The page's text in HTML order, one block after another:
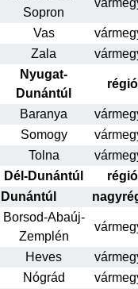
Sopron
Vas
Zala
Nyugat-
Dunántúl
régió
Baranya
Somogy
Tolna
Dél-Dunántúl
régió
Dunántúl
Borsod-Abaúj-
Zemplén
Heves
Nógrád